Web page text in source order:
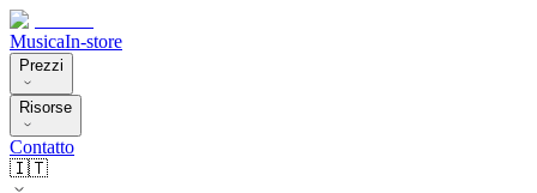
MusicaIn-store
Prezzi
Risorse
Contatto
🇮🇹